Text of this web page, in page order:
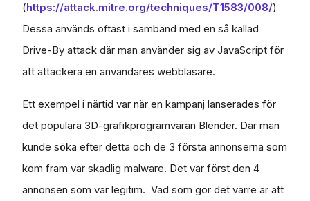
(https://attack.mitre.org/techniques/T1583/008/)
Dessa används oftast i samband med en så kallad
Drive-By attack där man använder sig av JavaScript för
att attackera en användares webbläsare.
Ett exempel i närtid var när en kampanj lanserades för
det populära 3D-grafikprogramvaran Blender. Där man
kunde söka efter detta och de 3 första annonserna som
kom fram var skadlig malware. Det var först den 4
annonsen som var legitim. Vad som gör det värre är att